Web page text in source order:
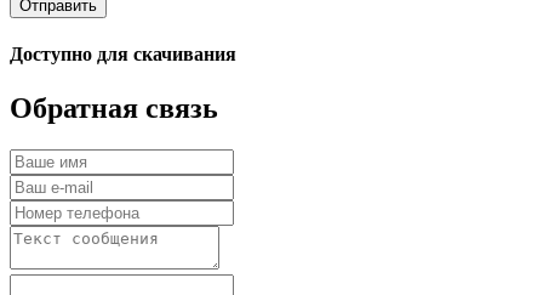
Отправить
Доступно для скачивания
Обратная связь